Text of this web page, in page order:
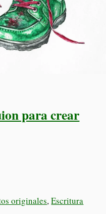
para crear
originales,Escritura